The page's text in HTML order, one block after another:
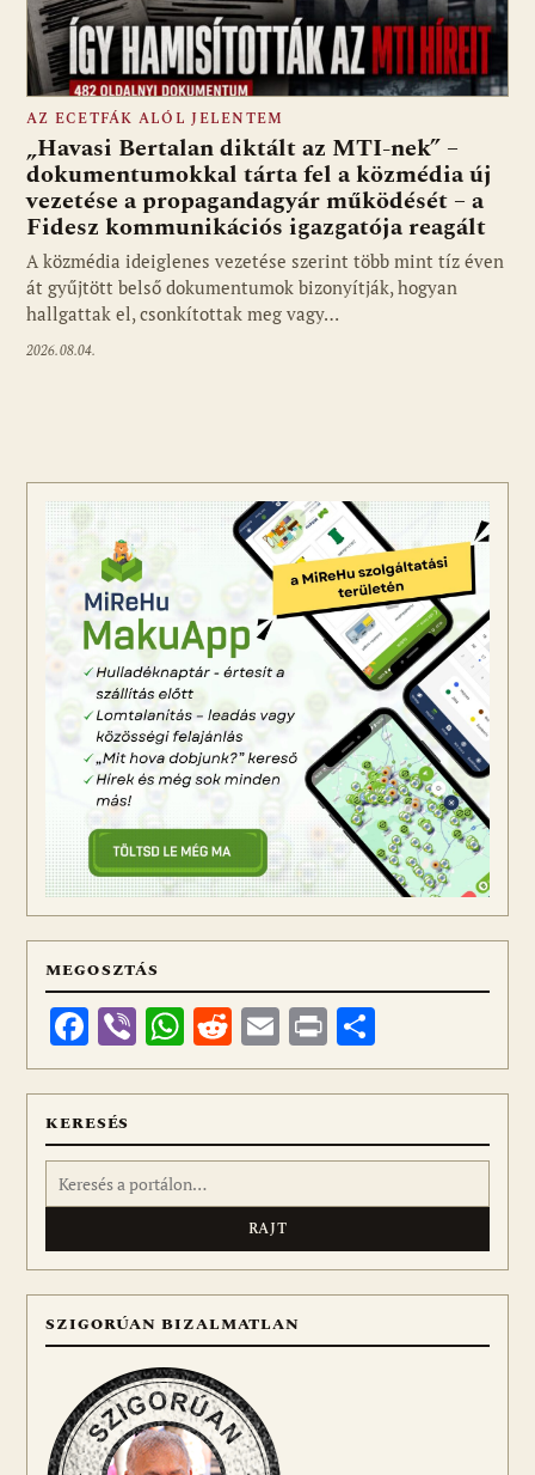
Fotó: media1.hu
AZ ECETFÁK ALÓL JELENTEM
„Havasi Bertalan diktált az MTI-nek” –
dokumentumokkal tárta fel a közmédia új
vezetése a propagandagyár működését – a
Fidesz kommunikációs igazgatója reagált
A közmédia ideiglenes vezetése szerint több mint tíz éven
át gyűjtött belső dokumentumok bizonyítják, hogyan
hallgattak el, csonkítottak meg vagy…
2026.08.04.
MEGOSZTÁS
Facebook
ViberWhatsApp
Reddit
Email
Print
meg
KERESÉS
Keresés:
SZIGORÚAN BIZALMATLAN